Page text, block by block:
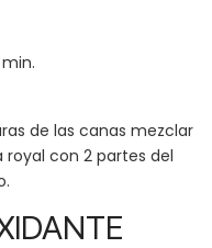
de las canas mezclar
con 2 partes del